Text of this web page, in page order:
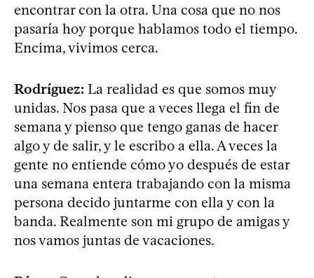
encontrar con la otra. Una cosa que no nos
pasaría hoy porque hablamos todo el tiempo.
Encima, vivimos cerca.
Rodríguez: La realidad es que somos muy
unidas. Nos pasa que a veces llega el fin de
semana y pienso que tengo ganas de hacer
algo y de salir, y le escribo a ella. A veces la
gente no entiende cómo yo después de estar
una semana entera trabajando con la misma
persona decido juntarme con ella y con la
banda. Realmente son mi grupo de amigas y
nos vamos juntas de vacaciones.